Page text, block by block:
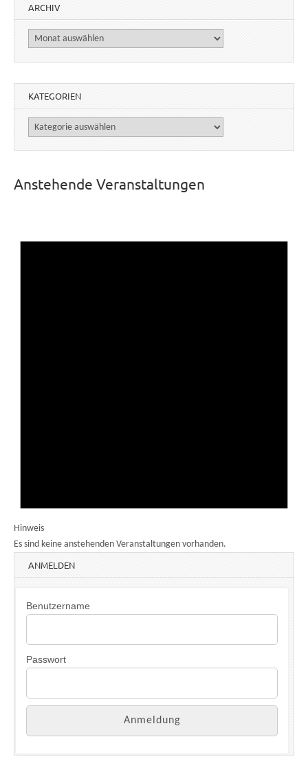
ARCHIV
Archiv
KATEGORIEN
Kategorien
Anstehende Veranstaltungen
Hinweis
Es sind keine anstehenden Veranstaltungen vorhanden.
ANMELDEN
Benutzername
Passwort